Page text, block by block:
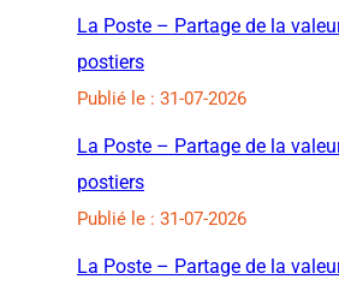
La Poste – Partage de la
postiers
Publié le : 31-07-2026
La Poste – Partage de la
postiers
Publié le : 31-07-2026
La Poste – Partage de la